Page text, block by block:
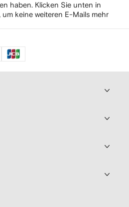
haben. Klicken Sie unten in
keine weiteren E-Mails mehr